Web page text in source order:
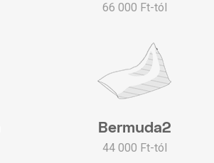
66 000 Ft-tól
Bermuda2
44 000 Ft-tól